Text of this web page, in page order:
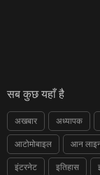
सब कुछ यहाँ है
अखबार अध्यापक
आटोमोबाइल आन
इंटरनेट इतिहास